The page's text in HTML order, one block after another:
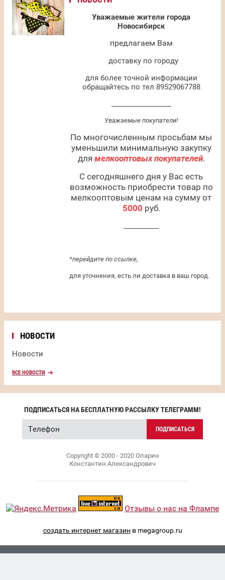
Уважаемые жители города
Новосибирск
предлагаем Вам
доставку по городу
для более точной информации
обращайтесь по тел 89529067788
Уважаемые покупатели!
По многочисленным просьбам мы
уменьшили минимальную закупку
для мелкооптовых покупателей.
С сегодняшнего дня у Вас есть
возможность приобрести товар по
мелкооптовым ценам на сумму от
5000 руб.
*перейдите по ссылке,
для уточнения, есть ли доставка в ваш город.
НОВОСТИ
Новости
ВСЕ НОВОСТИ
ПОДПИСАТЬСЯ НА БЕСПЛАТНУЮ РАССЫЛКУ ТЕЛЕГРАММ!
ПОДПИСАТЬСЯ
Copyright © 2000 - 2020 Опарин
Константин Александрович
Отзывы о нас на Флампе
создать интернет магазин в megagroup.ru